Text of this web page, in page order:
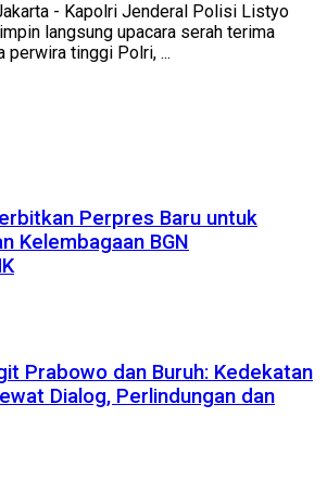
- Kapolri Jenderal Polisi Listyo
langsung upacara serah terima
perwira tinggi Polri, ...
Perpres Baru untuk
Kelembagaan BGN
Prabowo dan Buruh: Kedekatan
Dialog, Perlindungan dan